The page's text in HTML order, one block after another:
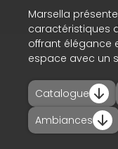
projets_
contact_
Marsella
caractéristiques
offrant élégance
espace avec un
Catalogue
Ambiances